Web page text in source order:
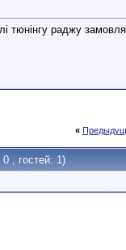
тюнінгу раджу
«
, гостей: 1)